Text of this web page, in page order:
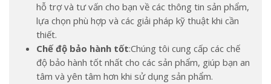
hỗ trợ và tư vấn cho bạn về các thông tin sản phẩm,
lựa chọn phù hợp và các giải pháp kỹ thuật khi cần
thiết.
Chế độ bảo hành tốt:Chúng tôi cung cấp các chế
độ bảo hành tốt nhất cho các sản phẩm, giúp bạn an
tâm và yên tâm hơn khi sử dụng sản phẩm.